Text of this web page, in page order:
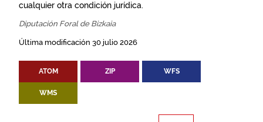
cualquier otra condición jurídica.
Diputación Foral de Bizkaia
Última modificación 30 julio 2026
ATOM ZIP WFS
WMS